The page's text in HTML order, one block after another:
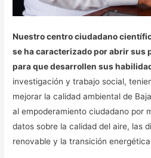
Nuestro centro ciudadano
se ha caracterizado por abrir sus
para que desarrollen sus
investigación y trabajo social,
mejorar la calidad ambiental de
al empoderamiento ciudadano por
datos sobre la calidad del aire, las
renovable y la transición